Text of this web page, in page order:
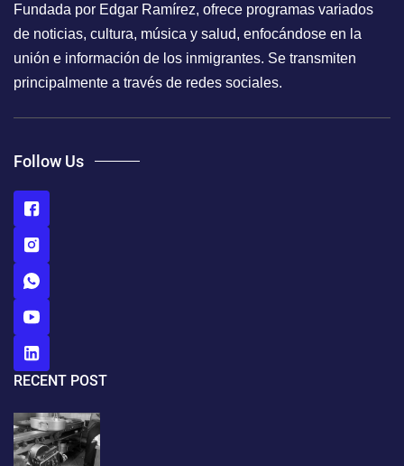
Fundada por Edgar Ramírez, ofrece programas variados
de noticias, cultura, música y salud, enfocándose en la
unión e información de los inmigrantes. Se transmiten
principalmente a través de redes sociales.
Follow Us
RECENT POST